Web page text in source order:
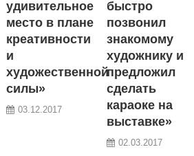
удивительное
место в плане
креативности
и
художественной
силы»
03.12.2017
быстро
позвонил
знакомому
художнику и
предложил
сделать
караоке на
выставке»
02.03.2017